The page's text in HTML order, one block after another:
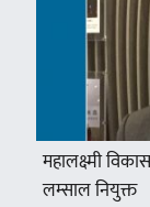
महालक्ष्मी
लम्साल नियुक्त